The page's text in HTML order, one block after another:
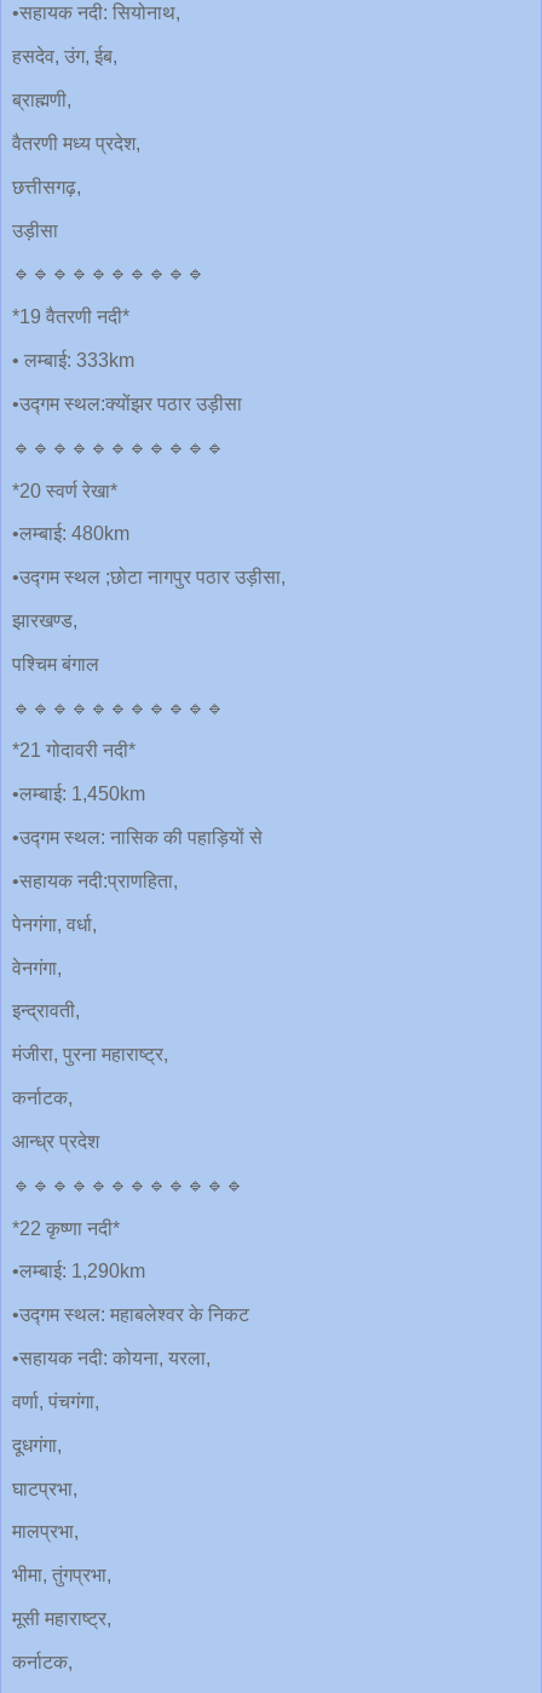
•सहायक नदी: सियोनाथ,
हसदेव, उंग, ईब,
ब्राह्मणी,
वैतरणी मध्य प्रदेश,
छत्तीसगढ़,
उड़ीसा
🔹🔹🔹🔹🔹🔹🔹🔹🔹🔹
*19 वैतरणी नदी*
• लम्बाई: 333km
•उद्गम स्थल:क्योंझर पठार उड़ीसा
🔹🔹🔹🔹🔹🔹🔹🔹🔹🔹🔹
*20 स्वर्ण रेखा*
•लम्बाई: 480km
•उद्गम स्थल ;छोटा नागपुर पठार उड़ीसा,
झारखण्ड,
पश्चिम बंगाल
🔹🔹🔹🔹🔹🔹🔹🔹🔹🔹🔹
*21 गोदावरी नदी*
•लम्बाई: 1,450km
•उद्गम स्थल: नासिक की पहाड़ियों से
•सहायक नदी:प्राणहिता,
पेनगंगा, वर्धा,
वेनगंगा,
इन्द्रावती,
मंजीरा, पुरना महाराष्ट्र,
कर्नाटक,
आन्ध्र प्रदेश
🔹🔹🔹🔹🔹🔹🔹🔹🔹🔹🔹🔹
*22 कृष्णा नदी*
•लम्बाई: 1,290km
•उद्गम स्थल: महाबलेश्वर के निकट
•सहायक नदी: कोयना, यरला,
वर्णा, पंचगंगा,
दूधगंगा,
घाटप्रभा,
मालप्रभा,
भीमा, तुंगप्रभा,
मूसी महाराष्ट्र,
कर्नाटक,